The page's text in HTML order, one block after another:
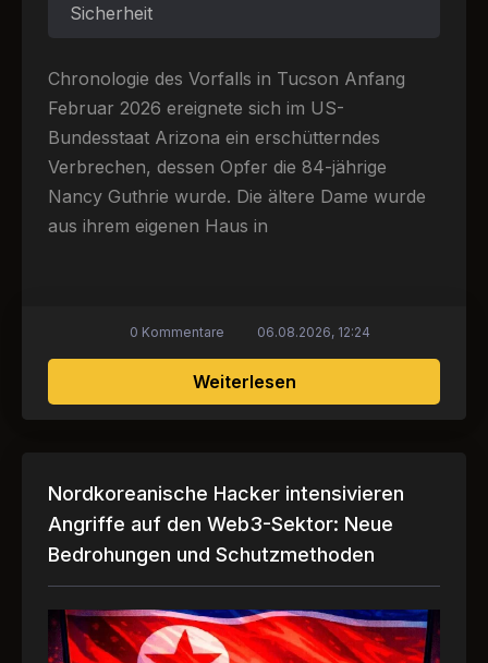
Sicherheit
Chronologie des Vorfalls in Tucson Anfang
Februar 2026 ereignete sich im US-
Bundesstaat Arizona ein erschütterndes
Verbrechen, dessen Opfer die 84-jährige
Nancy Guthrie wurde. Die ältere Dame wurde
aus ihrem eigenen Haus in
Weiterlesenüber Entführung von
0 Kommentare 06.08.2026, 12:24
Nordkoreanische Hacker intensivieren
Angriffe auf den Web3-Sektor: Neue
Bedrohungen und Schutzmethoden